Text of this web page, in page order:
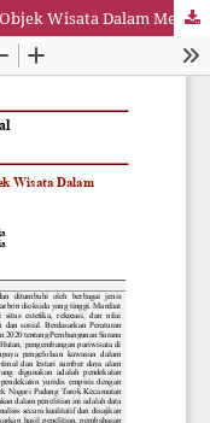
Pemanfaatan Kawasan Hutan Sebagai Objek Wisata Dalam Mencegah Perusakan Hutan